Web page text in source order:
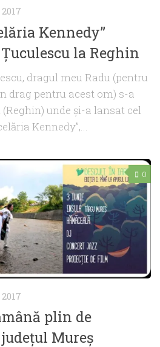
Kennedy”
la Reghin
dragul meu Radu (pentru
drag pentru acest om) s-a
unde şi-a lansat cel
Kennedy”,...
0
plin de
Mureş